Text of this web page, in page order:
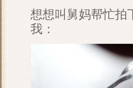
想想叫舅妈帮忙拍
我：